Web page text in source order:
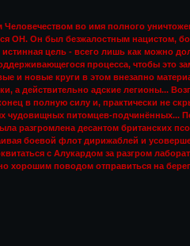
во имя полного
ОН. Он был безжалостным нацистом,
цель - всего лишь как можно
процесса, чтобы это
и новые круги в этом внезапно
а действительно адские легионы...
в полную силу и, практически не
чудовищных питомцев-подчинённых...
разгромлена десантом британских
боевой флот дирижаблей и
с Алукардом за разгром
хорошим поводом отправиться на